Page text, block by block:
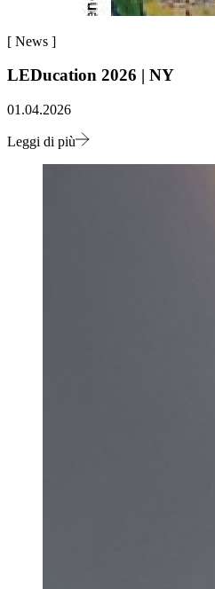
[ News ]
LEDucation 2026 | NY
01.04.2026
Leggi di più